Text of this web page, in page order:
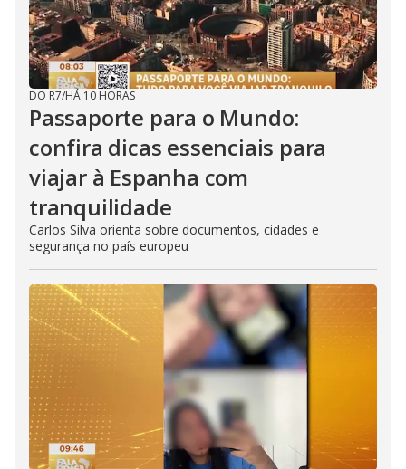
DO R7/HÁ 10 HORAS
Passaporte para o Mundo:
confira dicas essenciais para
viajar à Espanha com
tranquilidade
Carlos Silva orienta sobre documentos, cidades e
segurança no país europeu